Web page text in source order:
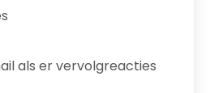
als er vervolgreacties